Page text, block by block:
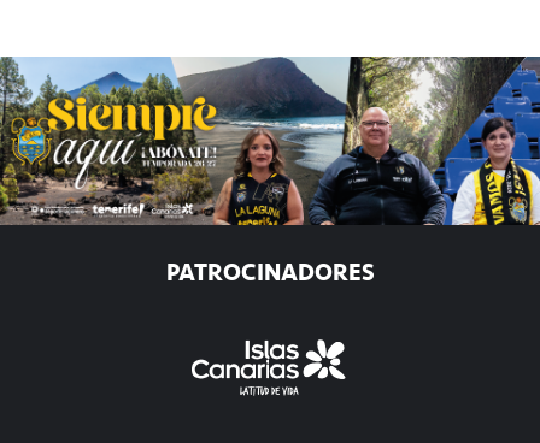
PATROCINADORES